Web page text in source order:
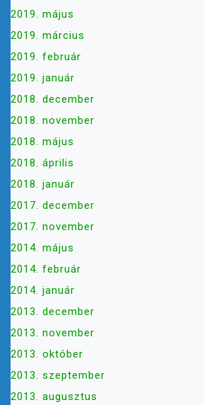
2019. május
2019. március
2019. február
2019. január
2018. december
2018. november
2018. május
2018. április
2018. január
2017. december
2017. november
2014. május
2014. február
2014. január
2013. december
2013. november
2013. október
2013. szeptember
2013. augusztus